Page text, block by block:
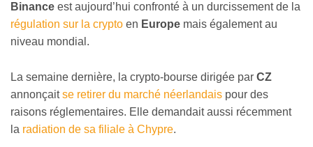
Binance est aujourd’hui confronté à un durcissement de la
régulation sur la crypto en Europe mais également au
niveau mondial.
La semaine dernière, la crypto-bourse dirigée par CZ
annonçaitse retirer du marché néerlandais pour des
raisons réglementaires. Elle demandait aussi récemment
la radiation de sa filiale à Chypre.